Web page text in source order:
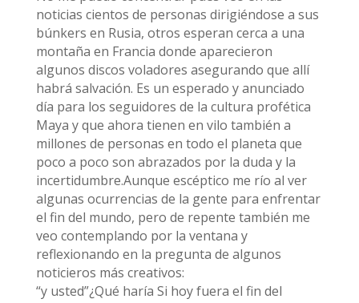
noticias cientos de personas dirigiéndose a sus
búnkers en Rusia, otros esperan cerca a una
montaña en Francia donde aparecieron
algunos discos voladores asegurando que allí
habrá salvación. Es un esperado y anunciado
día para los seguidores de la cultura profética
Maya y que ahora tienen en vilo también a
millones de personas en todo el planeta que
poco a poco son abrazados por la duda y la
incertidumbre.Aunque escéptico me río al ver
algunas ocurrencias de la gente para enfrentar
el fin del mundo, pero de repente también me
veo contemplando por la ventana y
reflexionando en la pregunta de algunos
noticieros más creativos:
“y usted”¿Qué haría Si hoy fuera el fin del